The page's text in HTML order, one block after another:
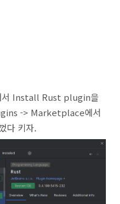
서 Install Rust plugin을
-> Marketplace에서
다 키자.